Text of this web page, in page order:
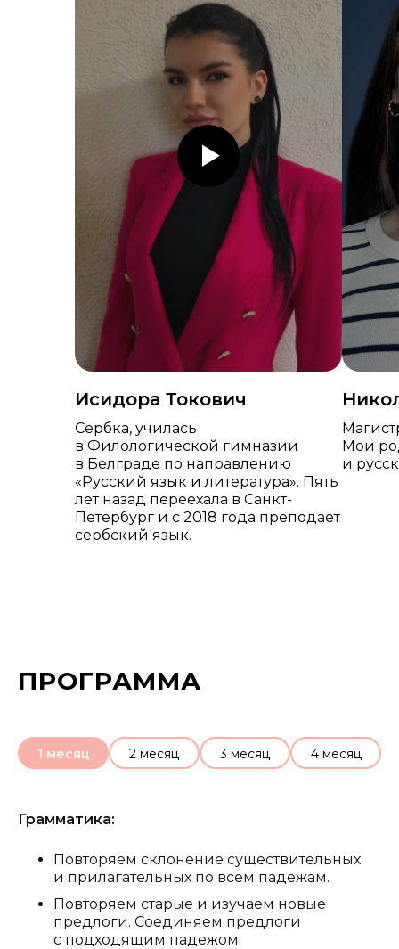
Исидора Токович
Сербка, училась
в Филологической гимназии
в Белграде по направлению
«Русский язык и литература». Пять
лет назад переехала в Санкт-
Петербург и с 2018 года преподает
сербский язык.
Мои
и
ПРОГРАММА
1 месяц 2 месяц 3 месяц 4 месяц
Грамматика:
Повторяем склонение существительных
и прилагательных по всем падежам.
Повторяем старые и изучаем новые
предлоги. Соединяем предлоги
с подходящим падежом.